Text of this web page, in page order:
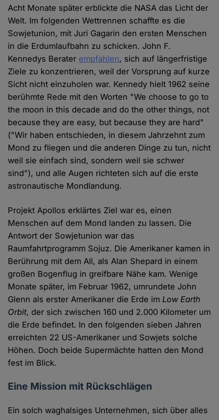
Acht Monate später erblickte die NASA das Licht der
Welt. Im folgenden Wettrennen schaffte es die
Sowjetunion, mit Juri Gagarin den ersten Menschen
in die Erdumlaufbahn zu schicken. John F.
Kennedys Berater empfahlen, sich auf längerfristige
Ziele zu konzentrieren, weil der Vorsprung auf kurze
Sicht nicht einzuholen war. Kennedy hielt 1962 seine
berühmte Rede mit den Worten "We choose to go to
the moon in this decade and do the other things, not
because they are easy, but because they are hard"
("Wir haben entschieden, in diesem Jahrzehnt zum
Mond zu fliegen und die anderen Dinge zu tun, nicht
weil sie einfach sind, sondern weil sie schwer
sind"), und alle Augen richteten sich auf die erste
astronautische Mondlandung.
Projekt Apollos erklärtes Ziel war es, einen
Menschen auf dem Mond landen zu lassen. Die
Antwort der Sowjetunion war das
Raumfahrtprogramm Sojuz. Die Amerikaner kamen in
Berührung mit dem All, als Alan Shepard in einem
großen Bogenflug in greifbare Nähe kam. Wenige
Monate später, im Februar 1962, umrundete John
Glenn als erster Amerikaner die Erde imLow Earth
Orbit, der sich zwischen 160 und 2.000 Kilometer um
die Erde befindet. In den folgenden sieben Jahren
erreichten 22 US-Amerikaner und Sowjets solche
Höhen. Doch beide Supermächte hatten den Mond
fest im Blick.
Eine Mission mit Rückschlägen
Ein solch waghalsiges Unternehmen, sich über alles